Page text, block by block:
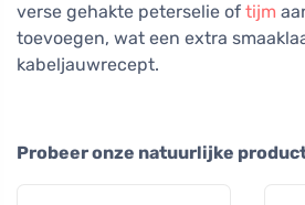
verse gehakte peterselie of tijm
toevoegen, wat een extra
kabeljauwrecept.
Probeer onze natuurlijke